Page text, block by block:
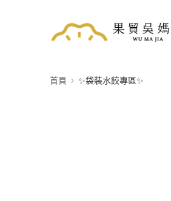
首頁 ✨袋裝水餃專區✨